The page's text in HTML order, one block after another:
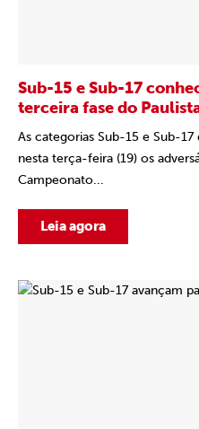
Sub-15 e Sub-17
terceira fase do
As categorias Sub-15 e Sub-
nesta terça-feira (19) os
Campeonato...
Leia agora